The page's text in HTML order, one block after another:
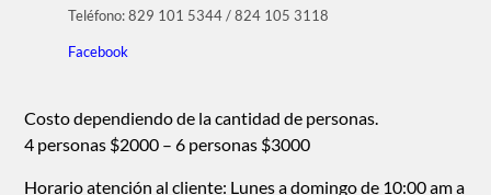
Teléfono: 829 101 5344 / 824 105 3118
Facebook
Costo dependiendo de la cantidad de personas.
4 personas $2000 – 6 personas $3000
Horario atención al cliente: Lunes a domingo de 10:00 am a